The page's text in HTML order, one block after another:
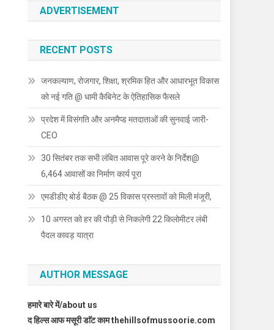
ADVERTISEMENT
RECENT POSTS
जनकल्याण, रोजगार, शिक्षा, श्रमिक हित और आधारभूत विकास
को नई गति @ धामी कैबिनेट के ऐतिहासिक फैसले
प्रदेश में विसंगति और अनमैप्ड मतदाताओं की सुनवाई जारी-
CEO
30 सितंबर तक सभी लंबित आवास पूरे करने के निर्देश@
6,464 आवासों का निर्माण कार्य पूरा
एमडीडीए बोर्ड बैठक @ 25 विकास प्रस्तावों को मिली मंजूरी,
10 अगस्त को हर की पौड़ी से निकलेगी 22 किलोमीटर लंबी
पैदल कावड़ यात्रा
AUTHOR MESSAGE
हमारे बारे में/about us
द हिल्स आफ मसूरी डाॅट काम thehillsofmussoorie.com